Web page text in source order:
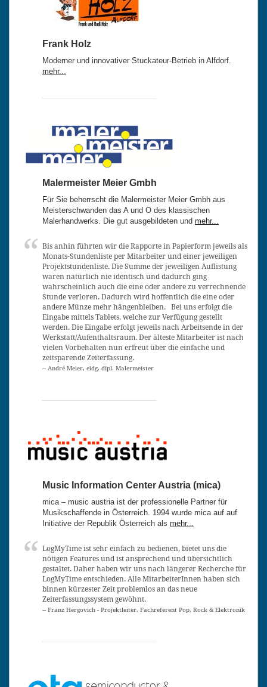
Frank Holz
Moderner und innovativer Stuckateur-Betrieb in Alfdorf.
mehr...
Malermeister Meier Gmbh
Für Sie beherrscht die Malermeister Meier Gmbh aus
Meisterschwanden das A und O des klassischen
Malerhandwerks. Die gut ausgebildeten und mehr...
Bis anhin führten wir die Rapporte in Papierform jeweils als
Monats-Stundenliste per Mitarbeiter und einer jeweiligen
Projektstundenliste. Die Summe der jeweiligen Auflistung
waren natürlich nie identisch und dadurch ging
wahrscheinlich auch die eine oder andere zu verrechnende
Stunde verloren. Dadurch wird hoffentlich die eine oder
andere Münze mehr hängenbleiben. Bei uns erfolgt die
Eingabe mittels Tablets, welche zur Verfügung gestellt
werden. Die Eingabe erfolgt jeweils nach Arbeitsende in der
Werkstatt/Aufenthaltsraum. Der älteste Mitarbeiter ist nach
vielen Vorbehalten nun erfreut über die einfache und
zeitsparende Zeiterfassung.
-- André Meier, eidg. dipl. Malermeister
Music Information Center Austria (mica)
mica – music austria ist der professionelle Partner für
Musikschaffende in Österreich. 1994 wurde mica auf auf
Initiative der Republik Österreich als mehr...
LogMyTime ist sehr einfach zu bedienen, bietet uns die
nötigen Features und ist ansprechend und übersichtlich
gestaltet. Daher haben wir uns nach längerer Recherche für
LogMyTime entschieden. Alle MitarbeiterInnen haben sich
binnen kürzester Zeit problemlos an das neue
Zeiterfassungssystem gewöhnt.
-- Franz Hergovich - Projektleiter, Fachreferent Pop, Rock & Elektronik